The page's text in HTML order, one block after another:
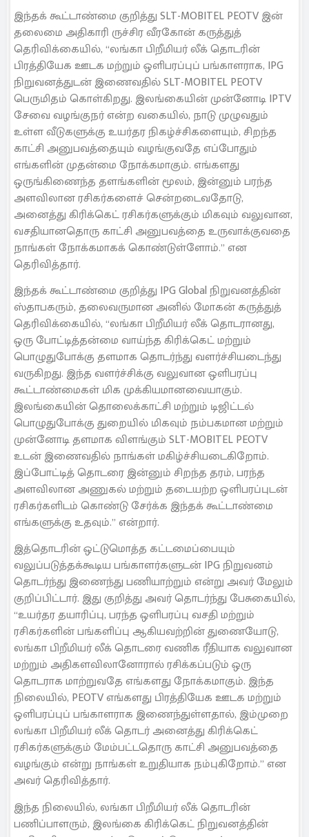
இந்தக் கூட்டாண்மை குறித்து SLT-MOBITEL PEOTV இன்
தலைமை அதிகாரி ருச்சிர வீரகோன் கருத்துத்
தெரிவிக்கையில், “லங்கா பிறீமியர் லீக் தொடரின்
பிரத்தியேக ஊடக மற்றும் ஒளிபரப்புப் பங்காளராக, IPG
நிறுவனத்துடன் இணைவதில் SLT-MOBITEL PEOTV
பெருமிதம் கொள்கிறது. இலங்கையின் முன்னோடி IPTV
சேவை வழங்குநர் என்ற வகையில், நாடு முழுவதும்
உள்ள வீடுகளுக்கு உயர்தர நிகழ்ச்சிகளையும், சிறந்த
காட்சி அனுபவத்தையும் வழங்குவதே எப்போதும்
எங்களின் முதன்மை நோக்கமாகும். எங்களது
ஒருங்கிணைந்த தளங்களின் மூலம், இன்னும் பரந்த
அளவிலான ரசிகர்களைச் சென்றடைவதோடு,
அனைத்து கிரிக்கெட் ரசிகர்களுக்கும் மிகவும் வலுவான,
வசதியானதொரு காட்சி அனுபவத்தை உருவாக்குவதை
நாங்கள் நோக்கமாகக் கொண்டுள்ளோம்.” என
தெரிவித்தார்.
இந்தக் கூட்டாண்மை குறித்து IPG Global நிறுவனத்தின்
ஸ்தாபகரும், தலைவருமான அனில் மோகன் கருத்துத்
தெரிவிக்கையில், “லங்கா பிறீமியர் லீக் தொடரானது,
ஒரு போட்டித்தன்மை வாய்ந்த கிரிக்கெட் மற்றும்
பொழுதுபோக்கு தளமாக தொடர்ந்து வளர்ச்சியடைந்து
வருகிறது. இந்த வளர்ச்சிக்கு வலுவான ஒளிபரப்பு
கூட்டாண்மைகள் மிக முக்கியமானவையாகும்.
இலங்கையின் தொலைக்காட்சி மற்றும் டிஜிட்டல்
பொழுதுபோக்கு துறையில் மிகவும் நம்பகமான மற்றும்
முன்னோடி தளமாக விளங்கும் SLT-MOBITEL PEOTV
உடன் இணைவதில் நாங்கள் மகிழ்ச்சியடைகிறோம்.
இப்போட்டித் தொடரை இன்னும் சிறந்த தரம், பரந்த
அளவிலான அணுகல் மற்றும் தடையற்ற ஒளிபரப்புடன்
ரசிகர்களிடம் கொண்டு சேர்க்க இந்தக் கூட்டாண்மை
எங்களுக்கு உதவும்.” என்றார்.
இத்தொடரின் ஒட்டுமொத்த கட்டமைப்பையும்
வலுப்படுத்தக்கூடிய பங்காளர்களுடன் IPG நிறுவனம்
தொடர்ந்து இணைந்து பணியாற்றும் என்று அவர் மேலும்
குறிப்பிட்டார். இது குறித்து அவர் தொடர்ந்து பேசுகையில்,
“உயர்தர தயாரிப்பு, பரந்த ஒளிபரப்பு வசதி மற்றும்
ரசிகர்களின் பங்களிப்பு ஆகியவற்றின் துணையோடு,
லங்கா பிறீமியர் லீக் தொடரை வணிக ரீதியாக வலுவான
மற்றும் அதிகளவிலானோரால் ரசிக்கப்படும் ஒரு
தொடராக மாற்றுவதே எங்களது நோக்கமாகும். இந்த
நிலையில், PEOTV எங்களது பிரத்தியேக ஊடக மற்றும்
ஒளிபரப்புப் பங்காளராக இணைந்துள்ளதால், இம்முறை
லங்கா பிறீமியர் லீக் தொடர் அனைத்து கிரிக்கெட்
ரசிகர்களுக்கும் மேம்பட்டதொரு காட்சி அனுபவத்தை
வழங்கும் என்று நாங்கள் உறுதியாக நம்புகிறோம்.” என
அவர் தெரிவித்தார்.
இந்த நிலையில், லங்கா பிறீமியர் லீக் தொடரின்
பணிப்பாளரும், இலங்கை கிரிக்கெட் நிறுவனத்தின்